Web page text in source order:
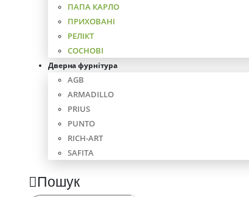
ПАПА КАРЛО
ПРИХОВАНІ
РЕЛІКТ
СОСНОВІ
Дверна фурнітура
AGB
ARMADILLO
PRIUS
PUNTO
RICH-ART
SAFITA
Пошук